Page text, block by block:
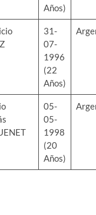
Años)
31-
07-
1996
(22
Años)
05-
05-
1998
(20
Años)